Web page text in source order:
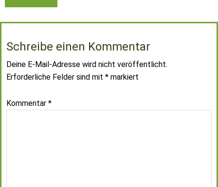
Schreibe einen Kommentar
Deine E-Mail-Adresse wird nicht veröffentlicht.
Erforderliche Felder sind mit * markiert
Kommentar *